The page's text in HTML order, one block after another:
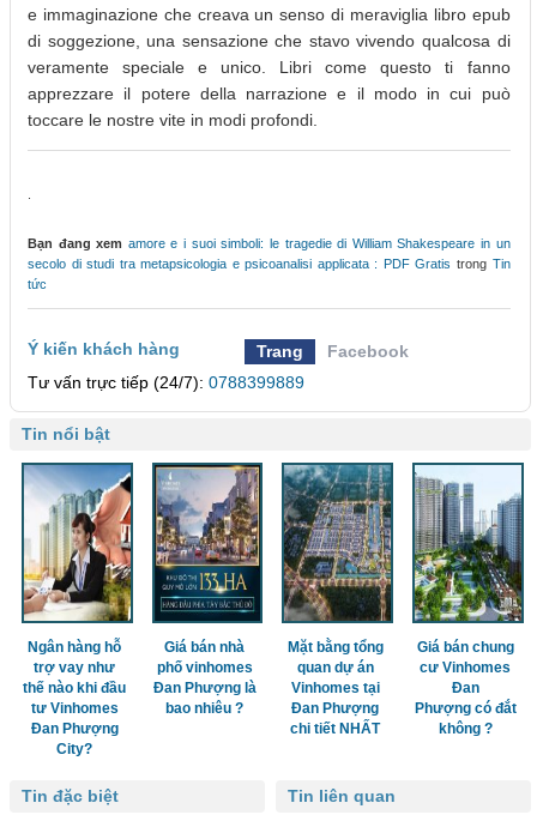
e immaginazione che creava un senso di meraviglia libro epub
di soggezione, una sensazione che stavo vivendo qualcosa di
veramente speciale e unico. Libri come questo ti fanno
apprezzare il potere della narrazione e il modo in cui può
toccare le nostre vite in modi profondi.
Bạn đang xem amore e i suoi simboli: le tragedie di William Shakespeare in un
secolo di studi tra metapsicologia e psicoanalisi applicata : PDF Gratis trong Tin
tức
Ý kiến khách hàng Trang
Facebook
Tư vấn trực tiếp (24/7): 0788399889
Tin nổi bật
Ngân hàng hỗ
trợ vay như
thế nào khi đầu
tư Vinhomes
Đan Phượng
City?
Giá bán nhà
phố vinhomes
Đan Phượng là
bao nhiêu ?
Mặt bằng tổng
quan dự án
Vinhomes tại
Đan Phượng
chi tiết NHẤT
Giá bán chung
cư Vinhomes
Đan
Phượng có đắt
không ?
Tin liên quan
Tin đặc biệt